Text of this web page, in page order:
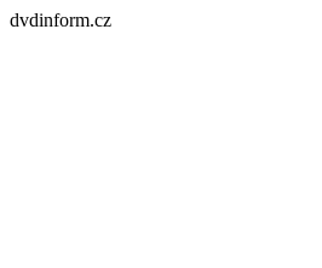
dvdinform.cz